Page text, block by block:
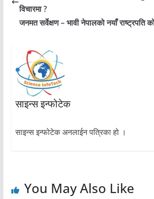
विचारमा ?
जनमत सर्वेक्षण – भावी नेपालको नयाँ राष्ट्रपति
साइन्स इन्फोटेक
साइन्स इन्फोटेक अनलाईन पत्रिका हो ।
You May Also Like